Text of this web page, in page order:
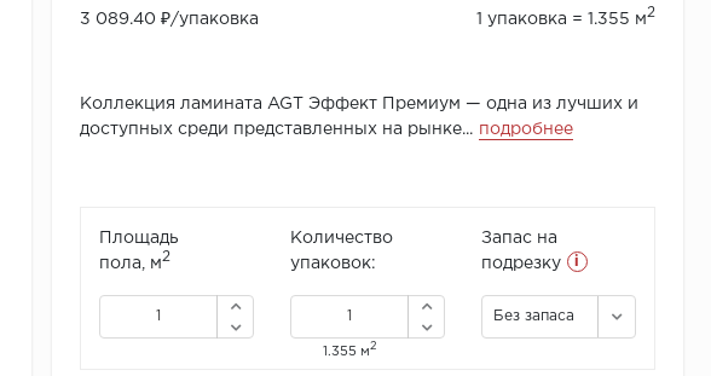
3 089.40 ₽/упаковка 1 упаковка = 1.355 м2
Коллекция ламината AGT Эффект Премиум — одна из лучших и
доступных среди представленных на рынке... подробнее
Площадь
пола, м2
Количество
упаковок:
1.355 м2
Запас на
подрезку
i
Без запаса